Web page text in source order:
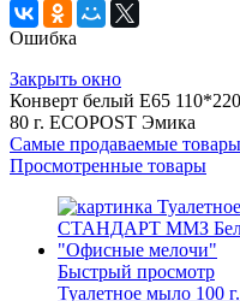
Ошибка
Закрыть окно
Конверт белый Е65
80 г. ECOPOST Эмика
Самые продаваемые товары
Просмотренные товары
Быстрый просмотр
Туалетное мыло